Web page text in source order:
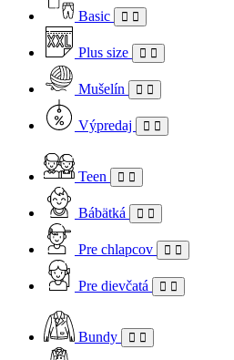
Basic
Plus size
Mušelín
Výpredaj
Teen
Bábätká
Pre chlapcov
Pre dievčatá
Bundy